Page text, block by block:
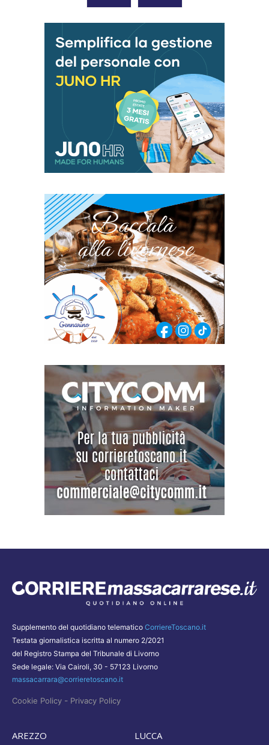
Supplemento del quotidiano telematico CorriereToscano.it
Testata giornalistica iscritta al numero 2/2021
del Registro Stampa del Tribunale di Livorno
Sede legale: Via Cairoli, 30 - 57123 Livorno
massacarrara@corrieretoscano.it
Cookie Policy - Privacy Policy
AREZZO
LUCCA